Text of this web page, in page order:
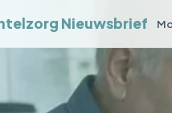
Nieuwsbrief